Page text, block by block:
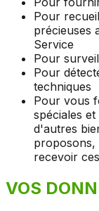
Pour
précieuses
Service
Pour
Pour
techniques
Pour vous
spéciales
d'autres
proposons,
recevoir
VOS